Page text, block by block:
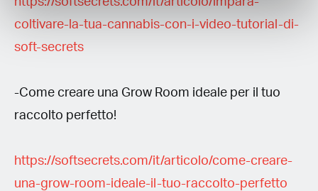
coltivare-la-tua-cannabis-con-i-video-tutorial-di-
soft-secrets
-Come creare una Grow Room ideale per il tuo
raccolto perfetto!
https://softsecrets.com/it/articolo/come-creare-
una-grow-room-ideale-il-tuo-raccolto-perfetto